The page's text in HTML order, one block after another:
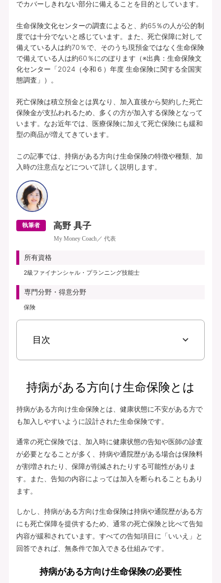
でカバーしきれない部分に備えることを目的としています。
生命保険文化センターの調査によると、約65％の人が公的制
度では十分でないと感じています。また、死亡保障に対して
備えている人は約70％で、そのうち現預金ではなく生命保険
で備えている人は約60％にのぼります（※出典：生命保険文
化センター「2024（令和６）年度 生命保険に関する全国実
態調査」）。
死亡保険は積立預金とは異なり、加入直後から契約した死亡
保険金が支払われるため、多くの方が加入する保険となって
います。なお近年では、医療保険に加えて死亡保険にも緩和
型の商品が増えてきています。
この記事では、持病がある方向け生命保険の特徴や種類、加
入時の注意点などについて詳しく説明します。
執筆者 高野 具子
My Money Coach／ 代表
所有資格
2級ファイナンシャル・プランニング技能士
専門分野・得意分野
保険
目次
持病がある方向け生命保険とは
持病がある方向け生命保険とは、健康状態に不安がある方で
も加入しやすいように設計された生命保険です。
通常の死亡保険では、加入時に健康状態の告知や医師の診査
が必要となることが多く、持病や通院歴がある場合は保険料
が割増されたり、保障が削減されたりする可能性がありま
す。また、告知の内容によっては加入を断られることもあり
ます。
しかし、持病がある方向け生命保険は持病や通院歴がある方
にも死亡保障を提供するため、通常の死亡保険と比べて告知
内容が緩和されています。すべての告知項目に「いいえ」と
回答できれば、無条件で加入できる仕組みです。
持病がある方向け生命保険の必要性